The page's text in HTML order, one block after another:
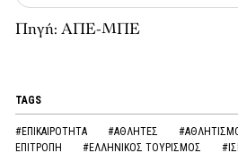
Πηγή: ΑΠΕ-ΜΠΕ
TAGS
#ΕΠΙΚΑΙΡΟΤΗΤΑ #ΑΘΛΗΤΕΣ
ΕΠΙΤΡΟΠΗ
#ΕΛΛΗΝΙΚΟΣ ΤΟΥΡΙΣΜΟΣ